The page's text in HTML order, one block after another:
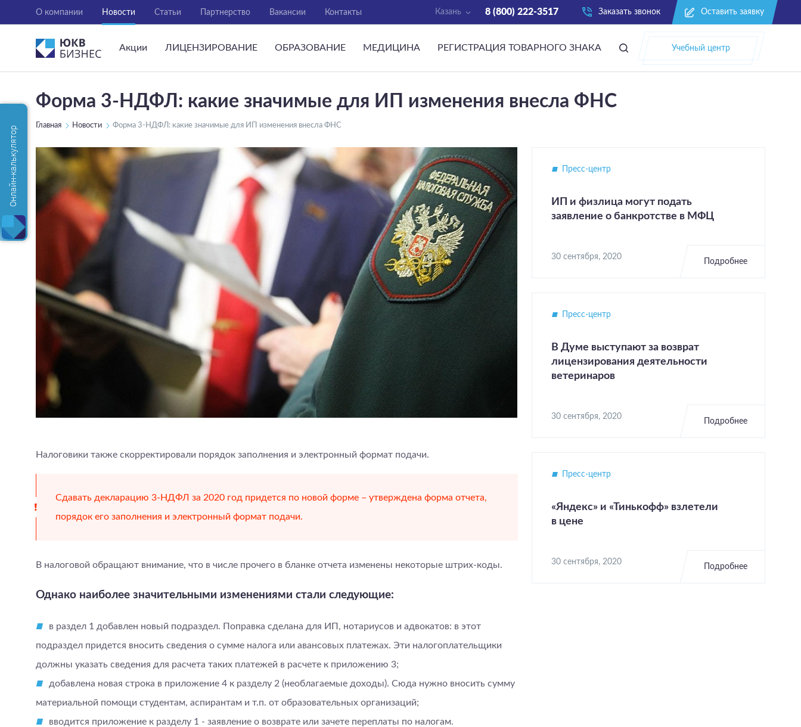
О компании Новости Статьи Партнерство Вакансии Контакты Казань 8 (800) 222-3517 Заказать звонок Оставить заявку
Акции ЛИЦЕНЗИРОВАНИЕ ОБРАЗОВАНИЕ МЕДИЦИНА РЕГИСТРАЦИЯ ТОВАРНОГО ЗНАКА Учебный центр
Форма 3-НДФЛ: какие значимые для ИП изменения внесла ФНС
Главная Новости Форма 3-НДФЛ: какие значимые для ИП изменения внесла ФНС
Налоговики также скорректировали порядок заполнения и электронный формат подачи.
Сдавать декларацию 3-НДФЛ за 2020 год придется по новой форме – утверждена форма отчета,
порядок его заполнения и электронный формат подачи.
В налоговой обращают внимание, что в числе прочего в бланке отчета изменены некоторые штрих-коды.
Однако наиболее значительными изменениями стали следующие:
в раздел 1 добавлен новый подраздел. Поправка сделана для ИП, нотариусов и адвокатов: в этот
подраздел придется вносить сведения о сумме налога или авансовых платежах. Эти налогоплательщики
должны указать сведения для расчета таких платежей в расчете к приложению 3;
добавлена новая строка в приложение 4 к разделу 2 (необлагаемые доходы). Сюда нужно вносить сумму
материальной помощи студентам, аспирантам и т.п. от образовательных организаций;
вводится приложение к разделу 1 - заявление о возврате или зачете переплаты по налогам.
Пресс-центр
ИП и физлица могут подать
заявление о банкротстве в МФЦ
30 сентября, 2020
Подробнее
Пресс-центр
В Думе выступают за возврат
лицензирования деятельности
ветеринаров
30 сентября, 2020
Подробнее
Пресс-центр
«Яндекс» и «Тинькофф» взлетели
в цене
30 сентября, 2020
Подробнее
Онлайн-калькулятор